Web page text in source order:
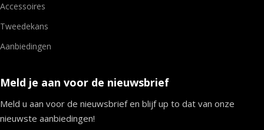
Accessoires
Tweedekans
Aanbiedingen
Meld je aan voor de nieuwsbrief
Meld u aan voor de nieuwsbrief en blijf up to dat van onze
nieuwste aanbiedingen!